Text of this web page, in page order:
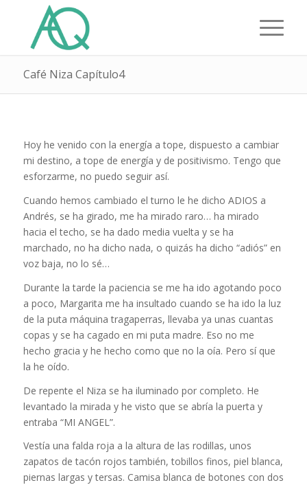
Café Niza Capítulo4
Hoy he venido con la energía a tope, dispuesto a cambiar
mi destino, a tope de energía y de positivismo. Tengo que
esforzarme, no puedo seguir así.
Cuando hemos cambiado el turno le he dicho ADIOS a
Andrés, se ha girado, me ha mirado raro… ha mirado
hacia el techo, se ha dado media vuelta y se ha
marchado, no ha dicho nada, o quizás ha dicho “adiós” en
voz baja, no lo sé…
Durante la tarde la paciencia se me ha ido agotando poco
a poco, Margarita me ha insultado cuando se ha ido la luz
de la puta máquina tragaperras, llevaba ya unas cuantas
copas y se ha cagado en mi puta madre. Eso no me
hecho gracia y he hecho como que no la oía. Pero sí que
la he oído.
De repente el Niza se ha iluminado por completo. He
levantado la mirada y he visto que se abría la puerta y
entraba “MI ANGEL”.
Vestía una falda roja a la altura de las rodillas, unos
zapatos de tacón rojos también, tobillos finos, piel blanca,
piernas largas y tersas. Camisa blanca de botones con dos